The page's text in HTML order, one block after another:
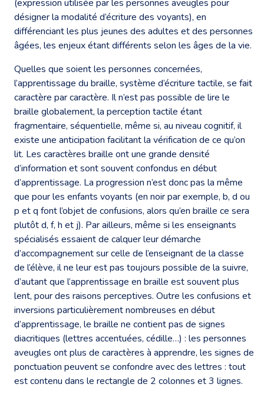
(expression utilisée par les personnes aveugles pour
désigner la modalité d’écriture des voyants), en
différenciant les plus jeunes des adultes et des personnes
âgées, les enjeux étant différents selon les âges de la vie.
Quelles que soient les personnes concernées,
l’apprentissage du braille, système d’écriture tactile, se fait
caractère par caractère. Il n’est pas possible de lire le
braille globalement, la perception tactile étant
fragmentaire, séquentielle, même si, au niveau cognitif, il
existe une anticipation facilitant la vérification de ce qu’on
lit. Les caractères braille ont une grande densité
d’information et sont souvent confondus en début
d’apprentissage. La progression n’est donc pas la même
que pour les enfants voyants (en noir par exemple, b, d ou
p et q font l’objet de confusions, alors qu’en braille ce sera
plutôt d, f, h et j). Par ailleurs, même si les enseignants
spécialisés essaient de calquer leur démarche
d’accompagnement sur celle de l’enseignant de la classe
de l’élève, il ne leur est pas toujours possible de la suivre,
d’autant que l’apprentissage en braille est souvent plus
lent, pour des raisons perceptives. Outre les confusions et
inversions particulièrement nombreuses en début
d’apprentissage, le braille ne contient pas de signes
diacritiques (lettres accentuées, cédille…) : les personnes
aveugles ont plus de caractères à apprendre, les signes de
ponctuation peuvent se confondre avec des lettres : tout
est contenu dans le rectangle de 2 colonnes et 3 lignes.